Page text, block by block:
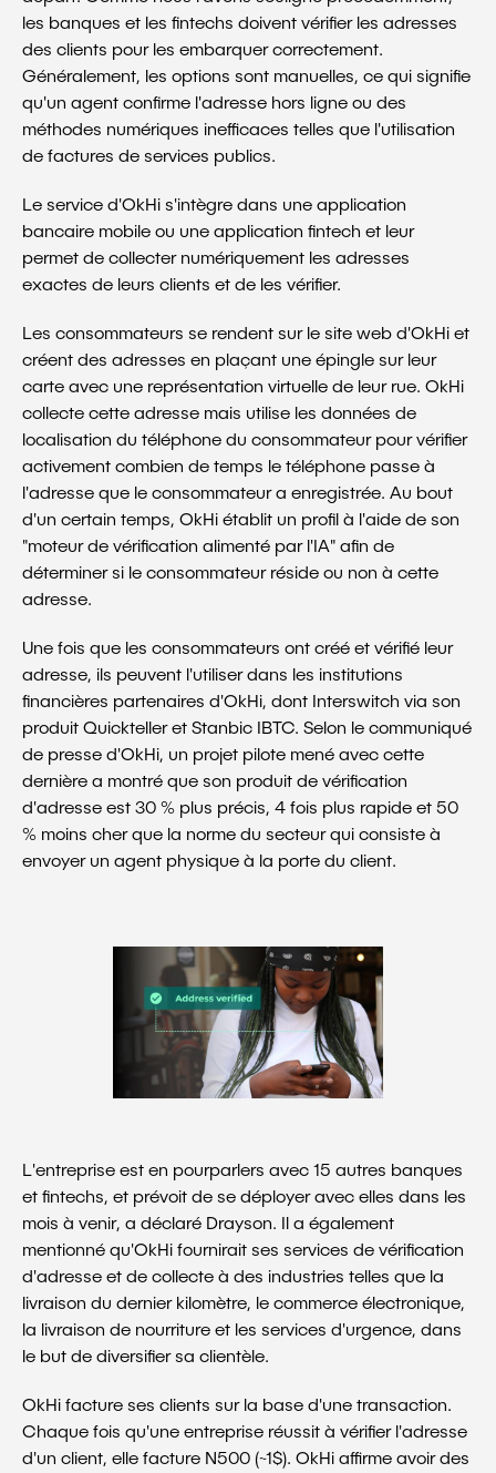
les banques et les fintechs doivent vérifier les adresses
des clients pour les embarquer correctement.
Généralement, les options sont manuelles, ce qui signifie
qu'un agent confirme l'adresse hors ligne ou des
méthodes numériques inefficaces telles que l'utilisation
de factures de services publics.
Le service d'OkHi s'intègre dans une application
bancaire mobile ou une application fintech et leur
permet de collecter numériquement les adresses
exactes de leurs clients et de les vérifier.
Les consommateurs se rendent sur le site web d'OkHi et
créent des adresses en plaçant une épingle sur leur
carte avec une représentation virtuelle de leur rue. OkHi
collecte cette adresse mais utilise les données de
localisation du téléphone du consommateur pour vérifier
activement combien de temps le téléphone passe à
l'adresse que le consommateur a enregistrée. Au bout
d'un certain temps, OkHi établit un profil à l'aide de son
"moteur de vérification alimenté par l'IA" afin de
déterminer si le consommateur réside ou non à cette
adresse.
Une fois que les consommateurs ont créé et vérifié leur
adresse, ils peuvent l'utiliser dans les institutions
financières partenaires d'OkHi, dont Interswitch via son
produit Quickteller et Stanbic IBTC. Selon le communiqué
de presse d'OkHi, un projet pilote mené avec cette
dernière a montré que son produit de vérification
d'adresse est 30 % plus précis, 4 fois plus rapide et 50
% moins cher que la norme du secteur qui consiste à
envoyer un agent physique à la porte du client.
L'entreprise est en pourparlers avec 15 autres banques
et fintechs, et prévoit de se déployer avec elles dans les
mois à venir, a déclaré Drayson. Il a également
mentionné qu'OkHi fournirait ses services de vérification
d'adresse et de collecte à des industries telles que la
livraison du dernier kilomètre, le commerce électronique,
la livraison de nourriture et les services d'urgence, dans
le but de diversifier sa clientèle.
OkHi facture ses clients sur la base d'une transaction.
Chaque fois qu'une entreprise réussit à vérifier l'adresse
d'un client, elle facture N500 (~1$). OkHi affirme avoir des